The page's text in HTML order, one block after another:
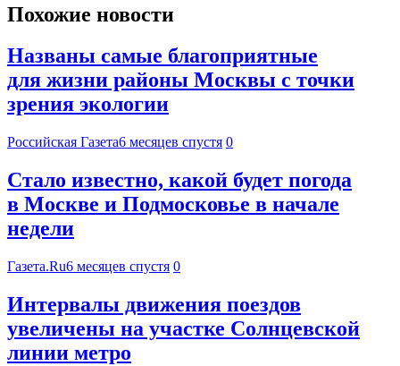
Похожие новости
Названы самые благоприятные
для жизни районы Москвы с точки
зрения экологии
Российская Газета6 месяцев спустя 0
Стало известно, какой будет погода
в Москве и Подмосковье в начале
недели
Газета.Ru6 месяцев спустя 0
Интервалы движения поездов
увеличены на участке Солнцевской
линии метро